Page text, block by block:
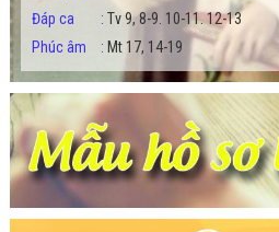
Đáp ca
: Tv 9, 8-9. 10-11. 12-13
Phúc âm
: Mt 17, 14-19